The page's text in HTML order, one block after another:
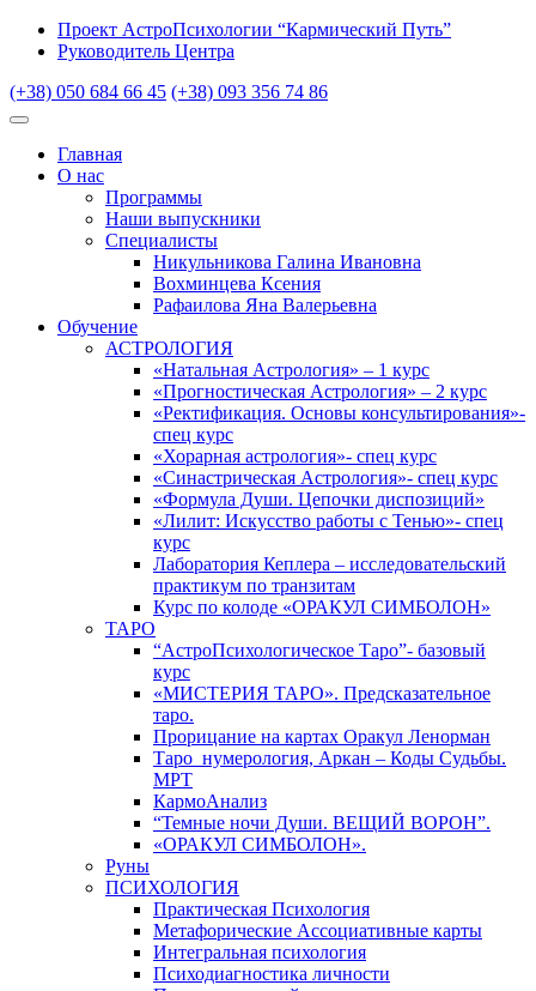
Проект АстроПсихологии “Кармический Путь”
Руководитель Центра
(+38) 050 684 66 45 (+38) 093 356 74 86
Главная
О нас
Программы
Наши выпускники
Специалисты
Никульникова Галина Ивановна
Вохминцева Ксения
Рафаилова Яна Валерьевна
Обучение
АСТРОЛОГИЯ
«Натальная Астрология» – 1 курс
«Прогностическая Астрология» – 2 курс
«Ректификация. Основы консультирования»-
спец курс
«Хорарная астрология»- спец курс
«Синастрическая Астрология»- спец курс
«Формула Души. Цепочки диспозиций»
«Лилит: Искусство работы с Тенью»- спец
курс
Лаборатория Кеплера – исследовательский
практикум по транзитам
Курс по колоде «ОРАКУЛ СИМБОЛОН»
ТАРО
“АстроПсихологическое Таро”- базовый
курс
«МИСТЕРИЯ ТАРО». Предсказательное
таро.
Прорицание на картах Оракул Ленорман
Таро_нумерология, Аркан – Коды Судьбы.
МРТ
КармоАнализ
“Темные ночи Души. ВЕЩИЙ ВОРОН”.
«ОРАКУЛ СИМБОЛОН».
Руны
ПСИХОЛОГИЯ
Практическая Психология
Метафорические Ассоциативные карты
Интегральная психология
Психодиагностика личности